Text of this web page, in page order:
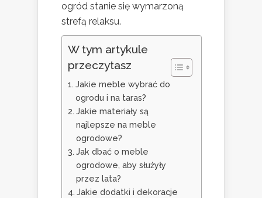
ogród stanie się wymarzoną
strefą relaksu.
W tym artykule
przeczytasz
Jakie meble wybrać do
ogrodu i na taras?
Jakie materiały są
najlepsze na meble
ogrodowe?
Jak dbać o meble
ogrodowe, aby służyły
przez lata?
Jakie dodatki i dekoracje